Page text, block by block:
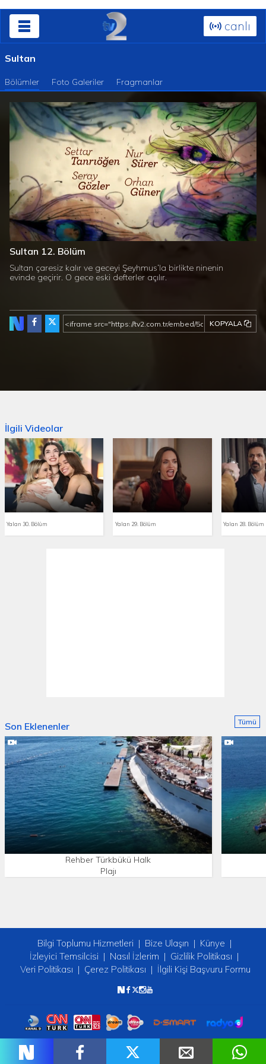
canlı
Sultan
Bölümler Foto Galeriler Fragmanlar
Süre / Toplam Yüklendi
0%
Yükleniyor
0%
Sultan 12. Bölüm
Sultan çaresiz kalır ve geceyi Şeyhmus’la birlikte ninenin
evinde geçirir. O gece eski defterler açılır.
KOPYALA
İlgili Videolar
Yalan 30. Bölüm Yalan 29. Bölüm Yalan 28. Bölüm
Son Eklenenler
Rehber Türkbükü Halk
Plajı
Tümü
Bilgi Toplumu Hizmetleri Bize Ulaşın
Künye
İzleyici Temsilcisi
Nasıl İzlerim
Gizlilik Politikası
Veri Politikası
Çerez Politikası İlgili Kişi Başvuru Formu